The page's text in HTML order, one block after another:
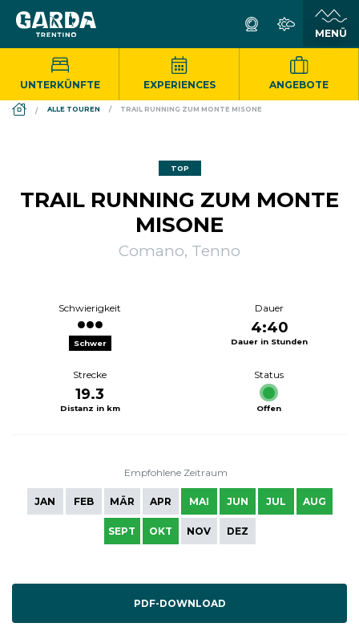
UNTERKÜNFTE EXPERIENCES ANGEBOTE
DS_BREADCRUMB.HOME
ALLE TOUREN TRAIL RUNNING ZUM MONTE MISONE
TOP
TRAIL RUNNING ZUM MONTE
MISONE
Comano, Tenno
Schwierigkeit
Schwer
Dauer
4:40
Dauer in Stunden
Strecke
19.3
Distanz in km
Status
Offen
Empfohlene Zeitraum
JAN FEB MÄR APR MAI JUN JUL AUG
SEPT OKT NOV DEZ
PDF-DOWNLOAD